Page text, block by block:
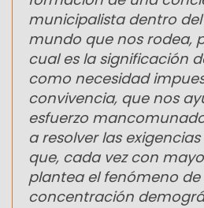
municipalista dentro
mundo que nos rodea,
cual es la significación
como necesidad
convivencia, que nos
esfuerzo
a resolver las
que, cada vez con
plantea el fenómeno de
concentración